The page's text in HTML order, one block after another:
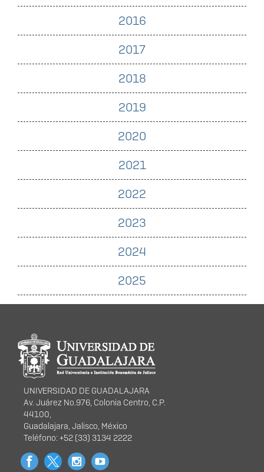
2016
2017
2018
2019
2020
2021
2022
2023
2024
2025
Información del
portal
UNIVERSIDAD DE GUADALAJARA
Av. Juárez No.976, Colonia Centro, C.P.
44100,
Guadalajara, Jalisco, México
Teléfono: +52 (33) 3134 2222